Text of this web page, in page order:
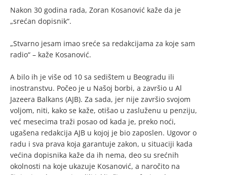
Nakon 30 godina rada, Zoran Kosanović kaže da je
„srećan dopisnik“.
„Stvarno jesam imao sreće sa redakcijama za koje sam
radio“ – kaže Kosanović.
A bilo ih je više od 10 sa sedištem u Beogradu ili
inostranstvu. Počeo je u Našoj borbi, a završio u Al
Jazeera Balkans (AJB). Za sada, jer nije završio svojom
voljom, niti, kako se kaže, otišao u zasluženu u penziju,
već mesecima traži posao od kada je, preko noći,
ugašena redakcija AJB u kojoj je bio zaposlen. Ugovor o
radu i sva prava koja garantuje zakon, u situaciji kada
većina dopisnika kaže da ih nema, deo su srećnih
okolnosti na koje ukazuje Kosanović, a naročito na